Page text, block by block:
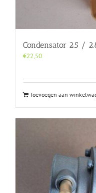
Condensator 2.5 /
€22,50
Toevoegen aan